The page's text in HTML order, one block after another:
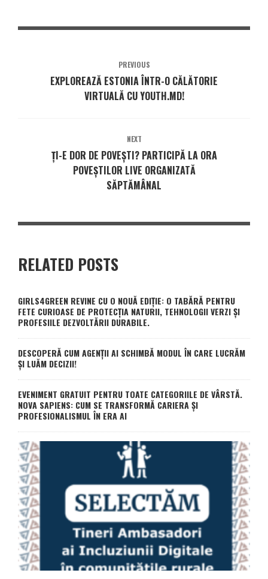
PREVIOUS
EXPLOREAZĂ ESTONIA ÎNTR-O CĂLĂTORIE
VIRTUALĂ CU YOUTH.MD!
NEXT
ȚI-E DOR DE POVEȘTI? PARTICIPĂ LA ORA
POVEȘTILOR LIVE ORGANIZATĂ
SĂPTĂMÂNAL
RELATED POSTS
GIRLS4GREEN REVINE CU O NOUĂ EDIȚIE: O TABĂRĂ PENTRU
FETE CURIOASE DE PROTECȚIA NATURII, TEHNOLOGII VERZI ȘI
PROFESIILE DEZVOLTĂRII DURABILE.
DESCOPERĂ CUM AGENȚII AI SCHIMBĂ MODUL ÎN CARE LUCRĂM
ȘI LUĂM DECIZII!
EVENIMENT GRATUIT PENTRU TOATE CATEGORIILE DE VÂRSTĂ.
NOVA SAPIENS: CUM SE TRANSFORMĂ CARIERA ȘI
PROFESIONALISMUL ÎN ERA AI